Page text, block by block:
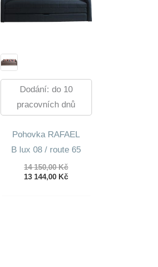
Dodání: do 10
pracovních dnů
Pohovka RAFAEL
B lux 08 / route 65
14 150,00KčPůvodní
cena
13 144,00 KčAktuální